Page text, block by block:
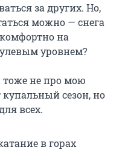
за других. Но,
можно — снега
на
уровнем?
тоже не про мою
сезон, но
всех.
в горах